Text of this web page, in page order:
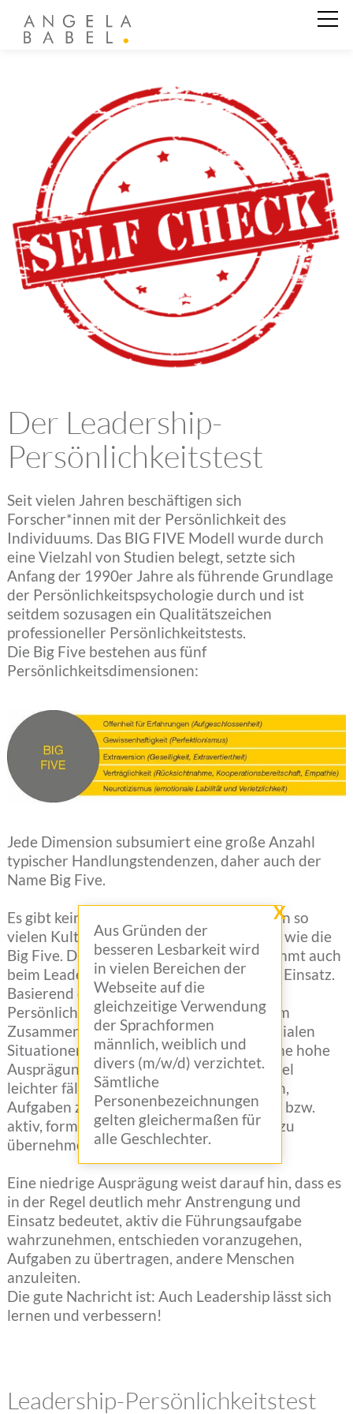
Business Coaching
Private Coaching
Systemische Aufstellung
Persönlichkeitstest &
Leadership Score
Vorträge
Angela Babel
Aktuelles
Kontakt
Home
Der Leadership-
Persönlichkeitstest
Seit vielen Jahren beschäftigen sich
Forscher*innen mit der Persönlichkeit des
Individuums. Das BIG FIVE Modell wurde durch
eine Vielzahl von Studien belegt, setzte sich
Anfang der 1990er Jahre als führende Grundlage
der Persönlichkeitspsychologie durch und ist
seitdem sozusagen ein Qualitätszeichen
professioneller Persönlichkeitstests.
Die Big Five bestehen aus fünf
Persönlichkeitsdimensionen:
Jede Dimension subsumiert eine große Anzahl
typischer Handlungstendenzen, daher auch der
Name Big Five.
Es gibt kein Persönlichkeitskonzept, dass in so
vielen Kulturen repliziert werden konnte, wie die
Big Five. Dieses umfangreiche Wissen kommt auch
beim Leadership-Persönlichkeitstest zum Einsatz.
Basierend darauf, welche
Persönlichkeitseigenschaften mit Erfolg im
Zusammenhang stehen und welche in sozialen
Situationen von Bedeutung sind, weist eine hohe
Ausprägung darauf hin, dass es in der Regel
leichter fällt, andere Menschen anzuleiten,
Aufgaben zu übertragen, zu kontrollieren bzw.
aktiv, formell oder informell die Führung zu
übernehmen.
Eine niedrige Ausprägung weist darauf hin, dass es
in der Regel deutlich mehr Anstrengung und
Einsatz bedeutet, aktiv die Führungsaufgabe
wahrzunehmen, entschieden voranzugehen,
Aufgaben zu übertragen, andere Menschen
anzuleiten.
Die gute Nachricht ist: Auch Leadership lässt sich
lernen und verbessern!
Leadership-Persönlichkeitstest
X
Aus Gründen der
besseren Lesbarkeit wird
in vielen Bereichen der
Webseite auf die
gleichzeitige Verwendung
der Sprachformen
männlich, weiblich und
divers (m/w/d) verzichtet.
Sämtliche
Personenbezeichnungen
gelten gleichermaßen für
alle Geschlechter.